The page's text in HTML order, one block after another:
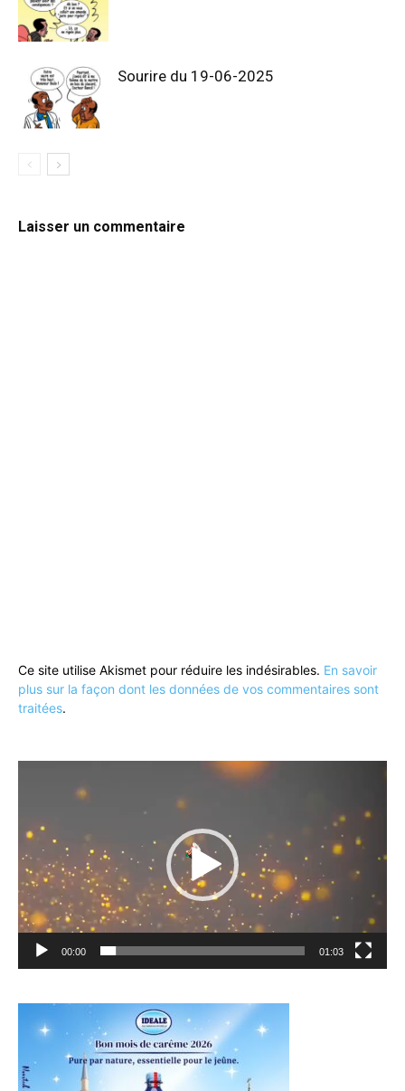
Sourire du 19-06-2025
Laisser un commentaire
Ce site utilise Akismet pour réduire les indésirables. En savoir
plus sur la façon dont les données de vos commentaires sont
traitées.
00:00 01:03